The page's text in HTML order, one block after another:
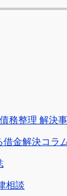
務整理 解決
借金解決コラ
相談